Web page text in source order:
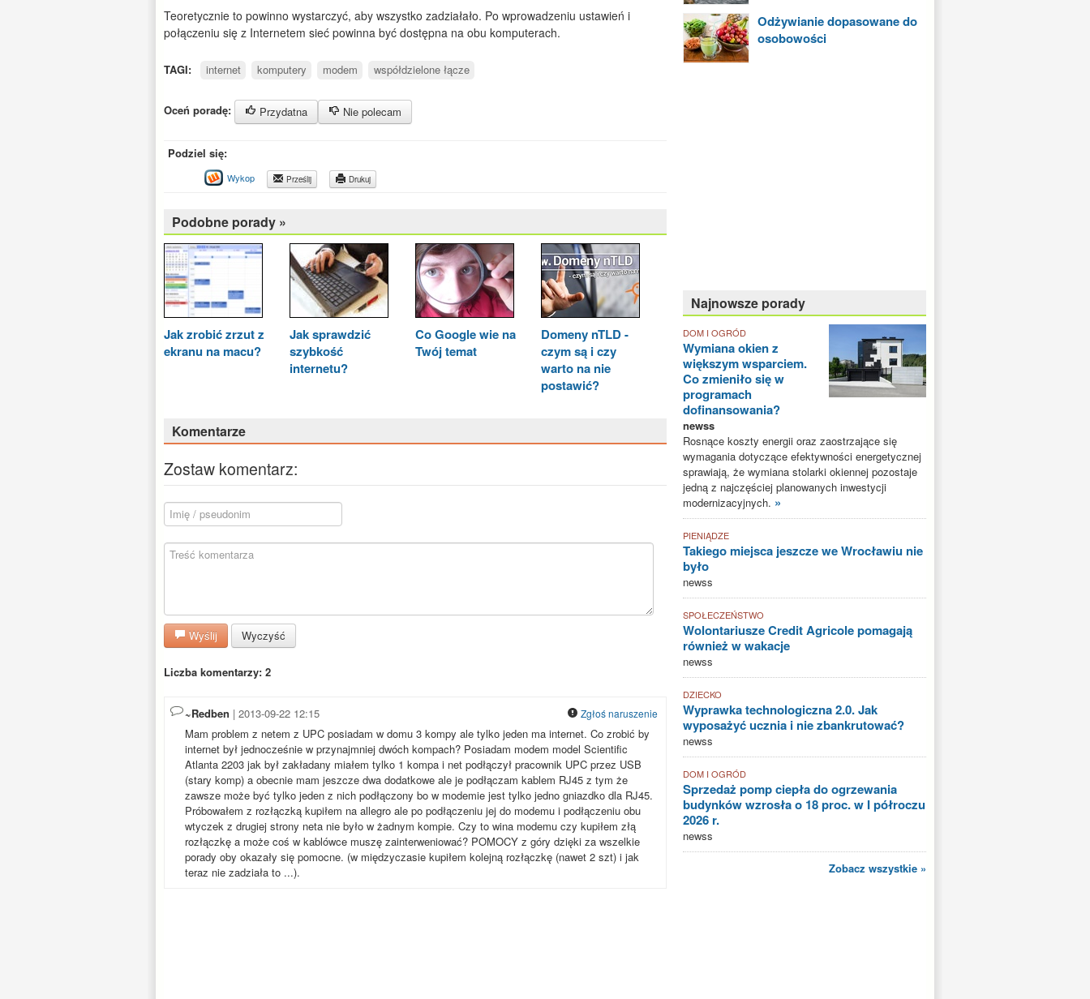
Teoretycznie to powinno wystarczyć, aby wszystko zadziałało. Po wprowadzeniu ustawień i
połączeniu się z Internetem sieć powinna być dostępna na obu komputerach.
TAGI: internet komputery modem współdzielone łącze
Oceń poradę: Przydatna Nie polecam
Podziel się:
Wykop Prześlij Drukuj
Podobne porady »
Jak zrobić zrzut z
ekranu na macu?
Jak sprawdzić
szybkość
internetu?
Co Google wie na
Twój temat
Domeny nTLD -
czym są i czy
warto na nie
postawić?
Komentarze
Zostaw komentarz:
Wyślij Wyczyść
Liczba komentarzy: 2
~Redben | 2013-09-22 12:15 Zgłoś naruszenie
Mam problem z netem z UPC posiadam w domu 3 kompy ale tylko jeden ma internet. Co zrobić by
internet był jednocześnie w przynajmniej dwóch kompach? Posiadam modem model Scientific
Atlanta 2203 jak był zakładany miałem tylko 1 kompa i net podłączył pracownik UPC przez USB
(stary komp) a obecnie mam jeszcze dwa dodatkowe ale je podłączam kablem RJ45 z tym że
zawsze może być tylko jeden z nich podłączony bo w modemie jest tylko jedno gniazdko dla RJ45.
Próbowałem z rozłączką kupiłem na allegro ale po podłączeniu jej do modemu i podłączeniu obu
wtyczek z drugiej strony neta nie było w żadnym kompie. Czy to wina modemu czy kupiłem złą
rozłączkę a może coś w kablówce muszę zainterweniować? POMOCY z góry dzięki za wszelkie
porady oby okazały się pomocne. (w międzyczasie kupiłem kolejną rozłączkę (nawet 2 szt) i jak
teraz nie zadziała to ...).
Odżywianie dopasowane do
osobowości
Najnowsze porady
DOM I OGRÓD
Wymiana okien z
większym wsparciem.
Co zmieniło się w
programach
dofinansowania?
newss
Rosnące koszty energii oraz zaostrzające się
wymagania dotyczące efektywności energetycznej
sprawiają, że wymiana stolarki okiennej pozostaje
jedną z najczęściej planowanych inwestycji
modernizacyjnych. »
PIENIĄDZE
Takiego miejsca jeszcze we Wrocławiu nie
było
newss
SPOŁECZEŃSTWO
Wolontariusze Credit Agricole pomagają
również w wakacje
newss
DZIECKO
Wyprawka technologiczna 2.0. Jak
wyposażyć ucznia i nie zbankrutować?
newss
DOM I OGRÓD
Sprzedaż pomp ciepła do ogrzewania
budynków wzrosła o 18 proc. w I półroczu
2026 r.
newss
Zobacz wszystkie »